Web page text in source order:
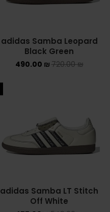
ASICS ONITSUKA TIGER
BALENCIAGA
CONVERSE
DR MARTENS
NEW BALANCE 1000
adidas Samba Leopard
Black Green
720.00₪
490.00 ₪
adidas Samba LT Stitch
Off White